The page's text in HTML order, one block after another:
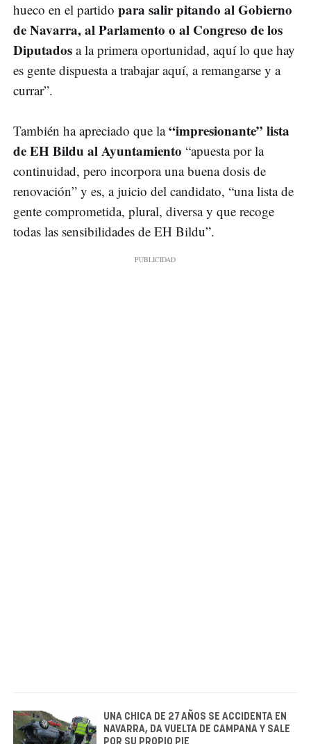
hueco en el partido para salir pitando al Gobierno
de Navarra, al Parlamento o al Congreso de los
Diputados a la primera oportunidad, aquí lo que hay
es gente dispuesta a trabajar aquí, a remangarse y a
currar”.
También ha apreciado que la“impresionante” lista
de EH Bildu al Ayuntamiento “apuesta por la
continuidad, pero incorpora una buena dosis de
renovación” y es, a juicio del candidato, “una lista de
gente comprometida, plural, diversa y que recoge
todas las sensibilidades de EH Bildu”.
UNA CHICA DE 27 AÑOS SE ACCIDENTA EN
NAVARRA, DA VUELTA DE CAMPANA Y SALE
POR SU PROPIO PIE